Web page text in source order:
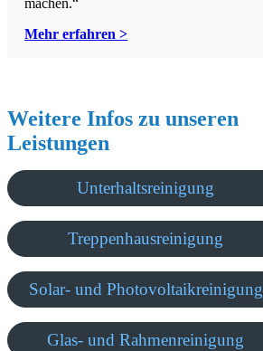
Mehr erfahren >
Weitere Infos zu unseren
Leistungen
Unterhaltsreinigung
Treppenhausreinigung
Solar- und Photovoltaikreinigung
Glas- und Rahmenreinigung